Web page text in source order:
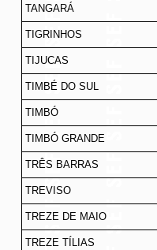
TANGARÁ
TIGRINHOS
TIJUCAS
TIMBÉ DO SUL
TIMBÓ
TIMBÓ GRANDE
TRÊS BARRAS
TREVISO
TREZE DE MAIO
TREZE TÍLIAS